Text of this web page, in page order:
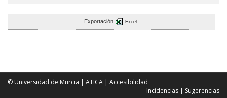
Exportación Excel
© Universidad de Murcia | ATICA | Accesibilidad
Incidencias | Sugerencias